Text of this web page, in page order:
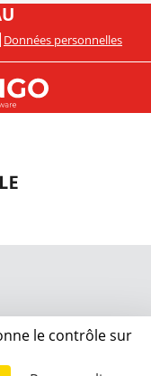
Données personnelles
le contrôle sur